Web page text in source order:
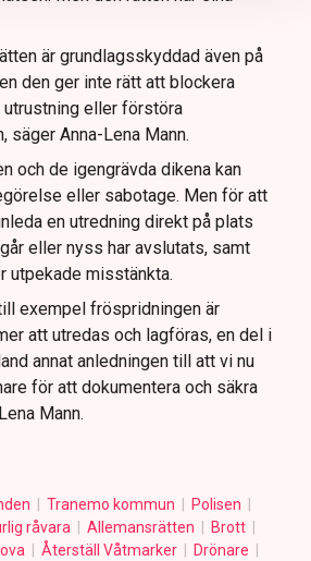
är grundlagsskyddad även på
den ger inte rätt att blockera
utrustning eller förstöra
säger Anna-Lena Mann.
och de igengrävda dikena kan
eller sabotage. Men för att
en utredning direkt på plats
eller nyss har avslutats, samt
utpekade misstänkta.
exempel fröspridningen är
att utredas och lagföras, en del i
annat anledningen till att vi nu
för att dokumentera och säkra
Mann.
Tranemo kommun
Polisen
råvara
Allemansrätten
Brott
Återställ Våtmarker
Drönare